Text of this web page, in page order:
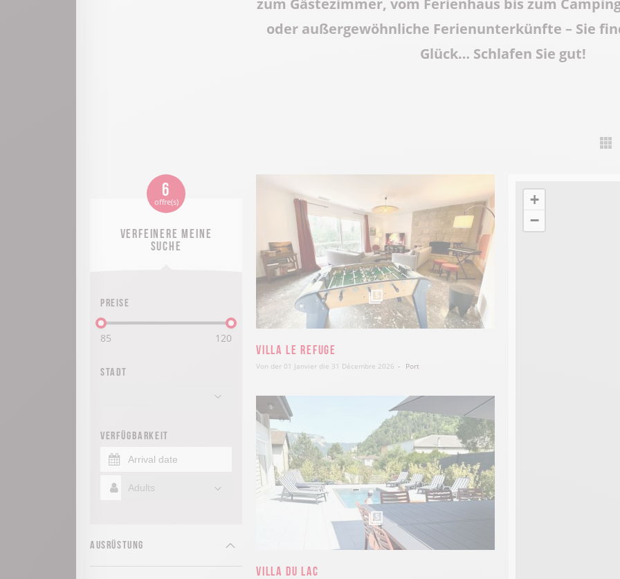
zum Gästezimmer, vom Ferienhaus bis zum
oder außergewöhnliche Ferienunterkünfte – Sie
Glück… Schlafen Sie gut!
6
offre(s)
Verfeinere meine
Suche
Preise
85 120
Stadt
Verfügbarkeit
Ausrüstung
5
Villa Le Refuge
Von der 01 Janvier die 31 Décembre 2026 Port
5
Villa du Lac
16
+
−